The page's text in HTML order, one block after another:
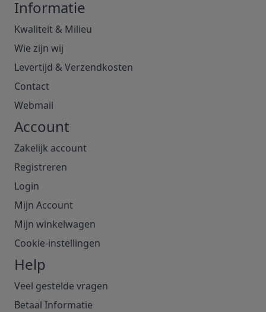
Informatie
Kwaliteit & Milieu
Wie zijn wij
Levertijd & Verzendkosten
Contact
Webmail
Account
Zakelijk account
Registreren
Login
Mijn Account
Mijn winkelwagen
Cookie-instellingen
Help
Veel gestelde vragen
Betaal Informatie